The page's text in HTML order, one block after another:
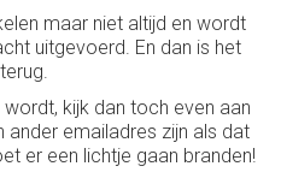
maar niet altijd en wordt
uitgevoerd. En dan is het
kijk dan toch even aan
emailadres zijn als dat
er een lichtje gaan branden!